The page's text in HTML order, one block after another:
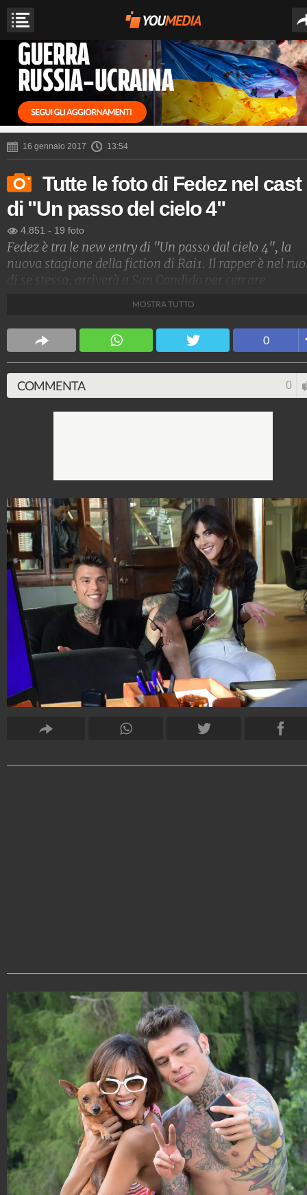
16 gennaio 2017 13:54
Tutte le foto di Fedez nel cast
di "Un passo del cielo 4"
4.851 - 19 foto
Fedez è tra le new entry di "Un passo dal cielo 4", la
nuova stagione della fiction di Rai1. Il rapper è nel
di se stesso, arriverà a San Candido per cercare
Eva Fernandez (Rocio Munoz Morales).
4.053.351.465-9.454 video-76.076 foto
MOSTRA TUTTO
0
COMMENTA 0